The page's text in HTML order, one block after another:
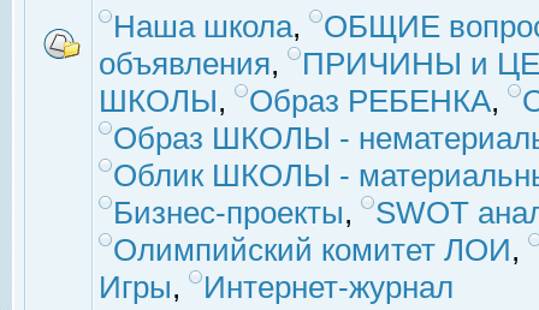
Наша школа,
ОБЩИЕ
объявления,
ПРИЧИНЫ и
ШКОЛЫ, Образ РЕБЕНКА,
Образ ШКОЛЫ -
Облик ШКОЛЫ -
Бизнес-проекты,
SWOT
Олимпийский комитет ЛОИ,
Игры, Интернет-журнал